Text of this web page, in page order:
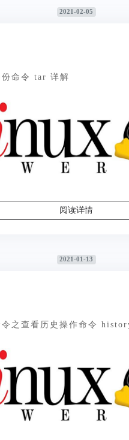
2021-02-05
命令 tar 详解
阅读详情
2021-01-13
之查看历史操作命令